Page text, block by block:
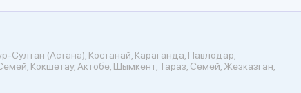
Султан (Астана), Костанай, Караганда, Павлодар,
Кокшетау, Актобе, Шымкент, Тараз, Семей, Жезказган,